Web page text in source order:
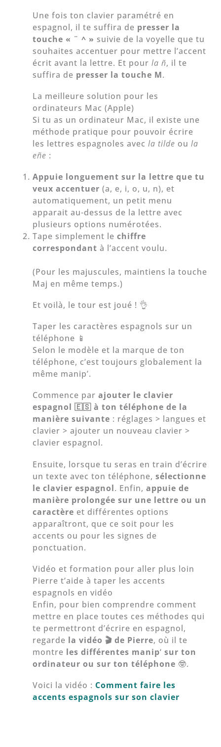
Une fois ton clavier paramétré en
espagnol, il te suffira de presser la
touche « ¨ ^ » suivie de la voyelle que tu
souhaites accentuer pour mettre l’accent
écrit avant la lettre. Et pourla ñ, il te
suffira de presser la touche M.
La meilleure solution pour les
ordinateurs Mac (Apple)
Si tu as un ordinateur Mac, il existe une
méthode pratique pour pouvoir écrire
les lettres espagnoles avecla tilde oula
eñe :
Appuie longuement sur la lettre que tu
veux accentuer (a, e, i, o, u, n), et
automatiquement, un petit menu
apparait au-dessus de la lettre avec
plusieurs options numérotées.
Tape simplement lechiffre
correspondant à l’accent voulu.
(Pour les majuscules, maintiens la touche
Maj en même temps.)
Et voilà, le tour est joué ! 👌
Taper les caractères espagnols sur un
téléphone 📱
Selon le modèle et la marque de ton
téléphone, c’est toujours globalement la
même manip’.
Commence parajouter le clavier
espagnol 🇪🇸 à ton téléphone de la
manière suivante : réglages > langues et
clavier > ajouter un nouveau clavier >
clavier espagnol.
Ensuite, lorsque tu seras en train d’écrire
un texte avec ton téléphone,sélectionne
le clavier espagnol. Enfin,appuie de
manière prolongée sur une lettre ou un
caractère et différentes options
apparaîtront, que ce soit pour les
accents ou pour les signes de
ponctuation.
Vidéo et formation pour aller plus loin
Pierre t’aide à taper les accents
espagnols en vidéo
Enfin, pour bien comprendre comment
mettre en place toutes ces méthodes qui
te permettront d’écrire en espagnol,
regarde la vidéo 🎬 de Pierre, où il te
montre les différentes manip‘ sur ton
ordinateur ou sur ton téléphone 🤓.
Voici la vidéo : Comment faire les
accents espagnols sur son clavier